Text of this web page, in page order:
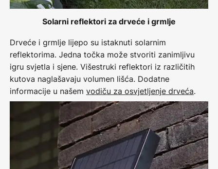
Solarni reflektori za drveće i grmlje
Drveće i grmlje lijepo su istaknuti solarnim
reflektorima. Jedna točka može stvoriti zanimljivu
igru svjetla i sjene. Višestruki reflektori iz različitih
kutova naglašavaju volumen lišća. Dodatne
informacije u našem vodiču za osvjetljenje drveća.